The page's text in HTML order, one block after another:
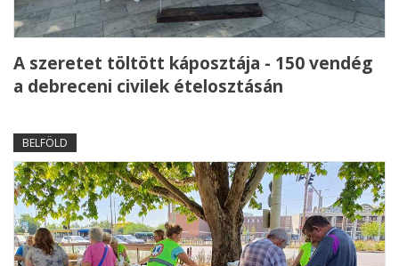
A szeretet töltött káposztája - 150 vendég
a debreceni civilek ételosztásán
BELFÖLD